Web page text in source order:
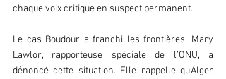
chaque voix critique en suspect permanent.
Le cas Boudour a franchi les frontières. Mary
Lawlor, rapporteuse spéciale de l’ONU, a
dénoncé cette situation. Elle rappelle qu’Alger